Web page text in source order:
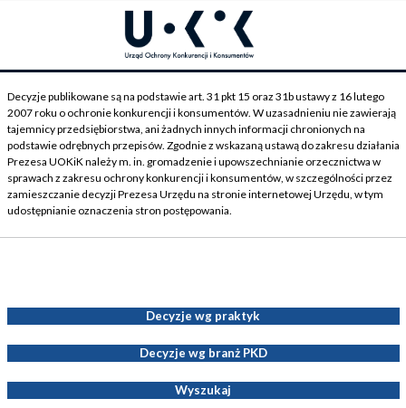
Decyzje publikowane są na podstawie art. 31 pkt 15 oraz 31b ustawy z 16 lutego
2007 roku o ochronie konkurencji i konsumentów. W uzasadnieniu nie zawierają
tajemnicy przedsiębiorstwa, ani żadnych innych informacji chronionych na
podstawie odrębnych przepisów. Zgodnie z wskazaną ustawą do zakresu działania
Prezesa UOKiK należy m. in. gromadzenie i upowszechnianie orzecznictwa w
sprawach z zakresu ochrony konkurencji i konsumentów, w szczególności przez
zamieszczanie decyzji Prezesa Urzędu na stronie internetowej Urzędu, w tym
udostępnianie oznaczenia stron postępowania.
Decyzje wg praktyk
Decyzje wg branż PKD
Wyszukaj